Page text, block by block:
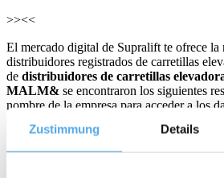
Zustimmung Details
>><<
El mercado digital de Supralift te ofrece la
distribuidores registrados de carretillas
de distribuidores de carretillas
MALM& se encontraron los siguientes
nombre de la empresa para acceder a los
email, etc.) así como a su listado actual de
elevadora segunda mano.